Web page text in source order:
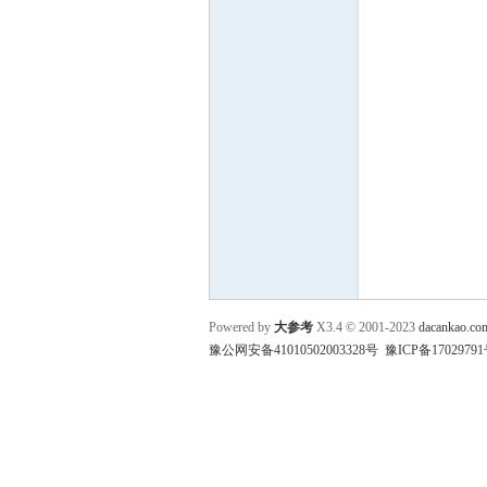
Powered by 大参考 X3.4 © 2001-2023
豫公网安备41010502003328号 豫ICP备17029791